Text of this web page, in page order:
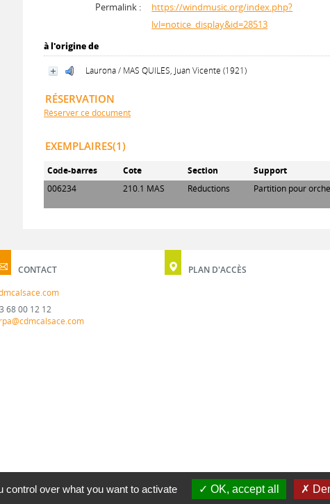
Permalink :
https://windmusic.org/index.php?
lvl=notice_display&id=28513
à l'origine de
Laurona / MAS QUILES, Juan Vicente (1921)
RÉSERVATION
Réserver ce document
EXEMPLAIRES(1)
Code-barres Cote Section Support
006234
210.1 MAS Réductions Partition pour
CONTACT
68 00 12 12
PLAN D'ACCÈS
MENTIONS
over what you want to activate OK, accept all